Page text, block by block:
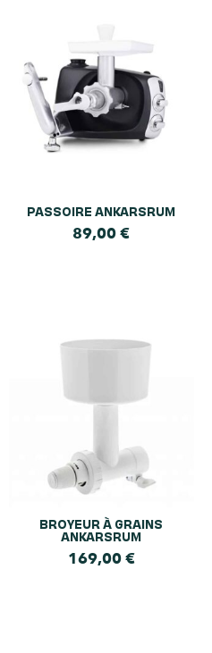
PASSOIRE ANKARSRUM
89,00€
BROYEUR À GRAINS
ANKARSRUM
169,00€